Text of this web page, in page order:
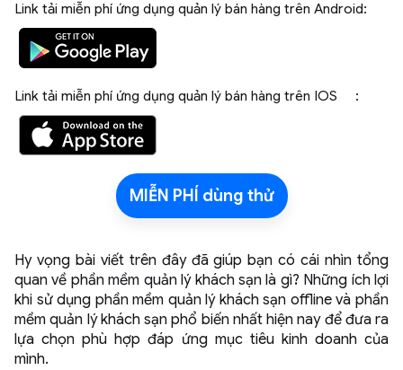
Link tải miễn phí ứng dụng quản lý bán hàng trên Android:
Link tải miễn phí ứng dụng quản lý bán hàng trên IOS :
MIỄN PHÍ dùng thử
Hy vọng bài viết trên đây đã giúp bạn có cái nhìn tổng
quan về phần mềm quản lý khách sạn là gì? Những ích lợi
khi sử dụng phần mềm quản lý khách sạn offline và phần
mềm quản lý khách sạn phổ biến nhất hiện nay để đưa ra
lựa chọn phù hợp đáp ứng mục tiêu kinh doanh của
mình.